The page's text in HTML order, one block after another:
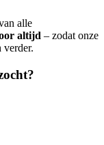
alle
altijd – zodat onze
verder.